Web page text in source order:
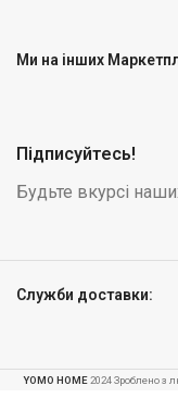
Ми на інших
Підписуйтесь!
Будьте вкурсі
Служби доставки:
YOMO HOME 2024 Зроблено з
INFINI